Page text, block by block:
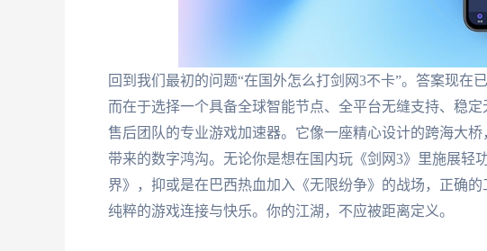
回到我们最初的问题“在国外怎么打剑网3不卡”。答案现在
而在于选择一个具备全球智能节点、全平台无缝支持、稳
售后团队的专业游戏加速器。它像一座精心设计的跨海大
带来的数字鸿沟。无论你是想在国内玩《剑网3》里施展轻
界》，抑或是在巴西热血加入《无限纷争》的战场，正确
纯粹的游戏连接与快乐。你的江湖，不应被距离定义。